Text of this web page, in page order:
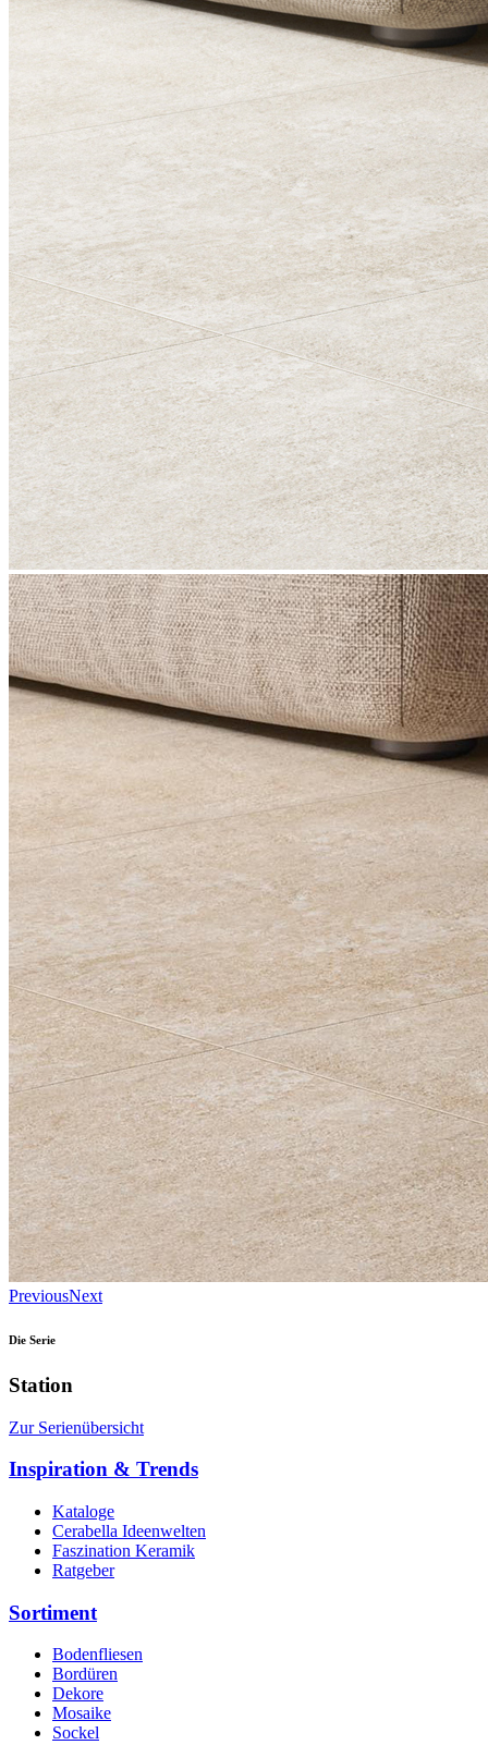
PreviousNext
Die Serie
Station
Zur Serienübersicht
Inspiration & Trends
Kataloge
Cerabella Ideenwelten
Faszination Keramik
Ratgeber
Sortiment
Bodenfliesen
Bordüren
Dekore
Mosaike
Sockel